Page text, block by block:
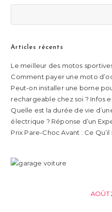
Articles récents
Le meilleur des motos
Comment payer une moto
Peut-on installer une borne
rechargeable chez soi ? Infos
Quelle est la durée de vie
électrique ? Réponse d’un
Prix Pare-Choc Avant : Ce
AOÛT